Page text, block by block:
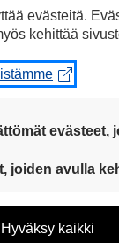
Facebookissa
evästeitä.
kehittää
evästeet,
ovat aina
joiden avulla
sivustoamme
ja
Hyväksy kaikki